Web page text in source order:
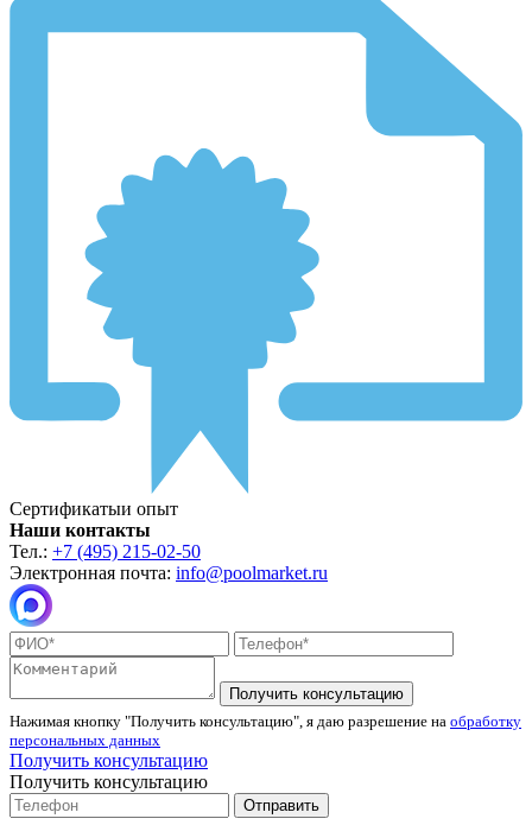
Сертификатыи опыт
Наши контакты
Тел.: +7 (495) 215-02-50
Электронная почта: info@poolmarket.ru
Получить консультацию
Нажимая кнопку "Получить консультацию", я даю разрешение на обработку
персональных данных
Получить консультацию
Получить консультацию
Отправить